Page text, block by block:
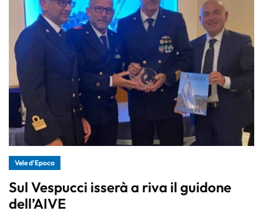
Vele d'Epoca
Sul Vespucci isserà a riva il guidone
dell’AIVE